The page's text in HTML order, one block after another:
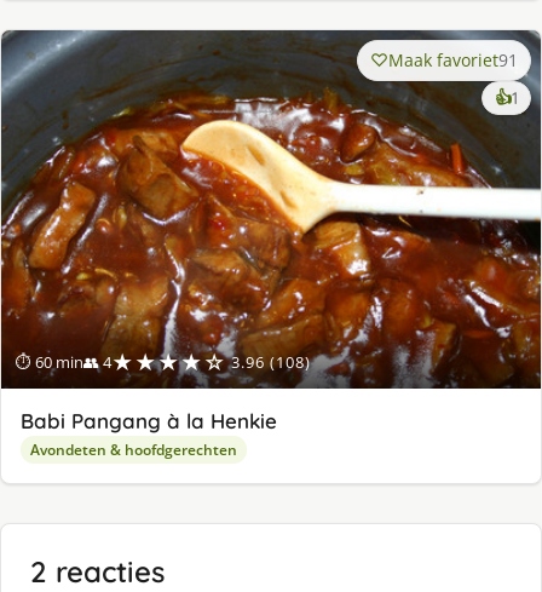
⏱ 60 min👥 4★★★★☆ 3.96 (108)
Maak favoriet91
👍1
Babi Pangang à la Henkie
Avondeten & hoofdgerechten
2 reacties